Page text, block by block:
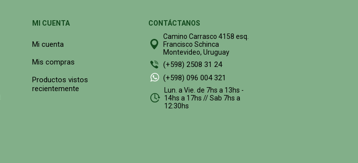
MI CUENTA
Mi cuenta
Mis compras
Productos vistos
recientemente
CONTÁCTANOS
Camino Carrasco 4158 esq.
Francisco Schinca
Montevideo, Uruguay
(+598) 2508 31 24
(+598) 096 004 321
Lun. a Vie. de 7hs a 13hs -
14hs a 17hs // Sab 7hs a
12:30hs